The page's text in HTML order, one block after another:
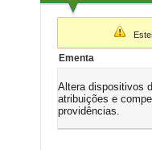
▼
Ementa
Altera dispositivos
atribuições e
providências.